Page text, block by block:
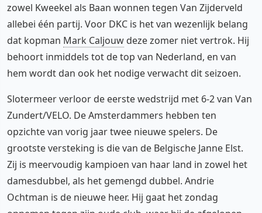
zowel Kweekel als Baan wonnen tegen Van Zijderveld
allebei één partij. Voor DKC is het van wezenlijk belang
dat kopman Mark Caljouw deze zomer niet vertrok. Hij
behoort inmiddels tot de top van Nederland, en van
hem wordt dan ook het nodige verwacht dit seizoen.
Slotermeer verloor de eerste wedstrijd met 6-2 van Van
Zundert/VELO. De Amsterdammers hebben ten
opzichte van vorig jaar twee nieuwe spelers. De
grootste versteking is die van de Belgische Janne Elst.
Zij is meervoudig kampioen van haar land in zowel het
damesdubbel, als het gemengd dubbel. Andrie
Ochtman is de nieuwe heer. Hij gaat het zondag